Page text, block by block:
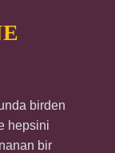
birden
hepsini
bir